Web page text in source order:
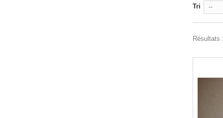
Tri --
Résultats